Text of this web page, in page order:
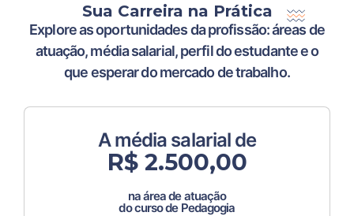
Sua Carreira na Prática
Explore as oportunidades da profissão: áreas de
atuação, média salarial, perfil do estudante e o
que esperar do mercado de trabalho.
A média salarial de
R$ 2.500,00
na área de atuação
do curso de Pedagogia